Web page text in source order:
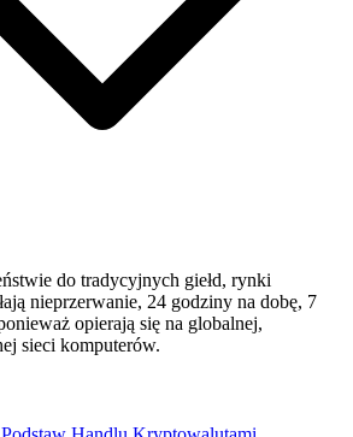
do tradycyjnych giełd, rynki
nieprzerwanie, 24 godziny na dobę, 7
opierają się na globalnej,
sieci komputerów.